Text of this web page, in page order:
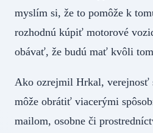
myslím si, že to pomôže k
rozhodnú kúpiť motorové
obávať, že budú mať kvôli
Ako ozrejmil Hrkal, verejnosť
môže obrátiť viacerými
mailom, osobne či